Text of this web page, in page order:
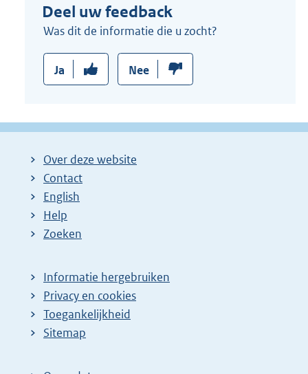
Deel uw feedback
Was dit de informatie die u zocht?
Ja Nee
Over deze website
Contact
English
Help
Zoeken
Informatie hergebruiken
Privacy en cookies
Toegankelijkheid
Sitemap